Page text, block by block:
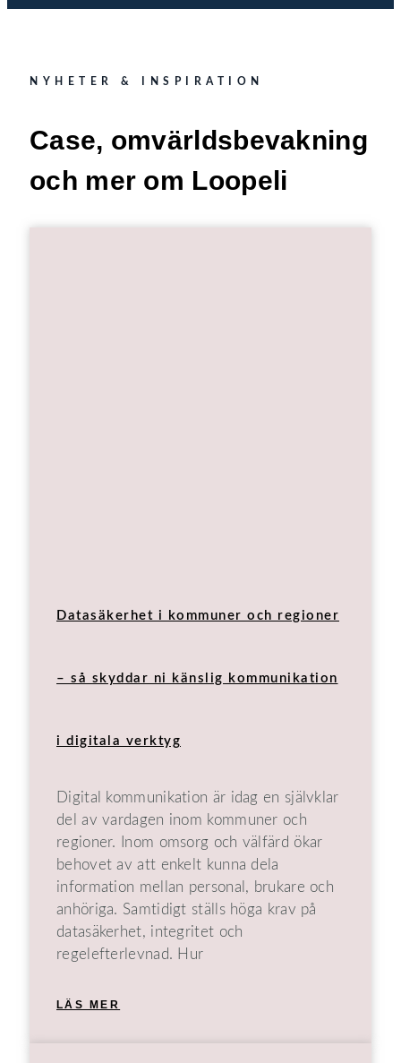
NYHETER & INSPIRATION
Case, omvärldsbevakning
och mer om Loopeli
Datasäkerhet i kommuner och regioner
– så skyddar ni känslig kommunikation
i digitala verktyg
Digital kommunikation är idag en självklar
del av vardagen inom kommuner och
regioner. Inom omsorg och välfärd ökar
behovet av att enkelt kunna dela
information mellan personal, brukare och
anhöriga. Samtidigt ställs höga krav på
datasäkerhet, integritet och
regelefterlevnad. Hur
LÄS MER